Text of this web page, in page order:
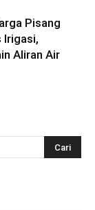
Pisang
Irigasi,
Aliran Air